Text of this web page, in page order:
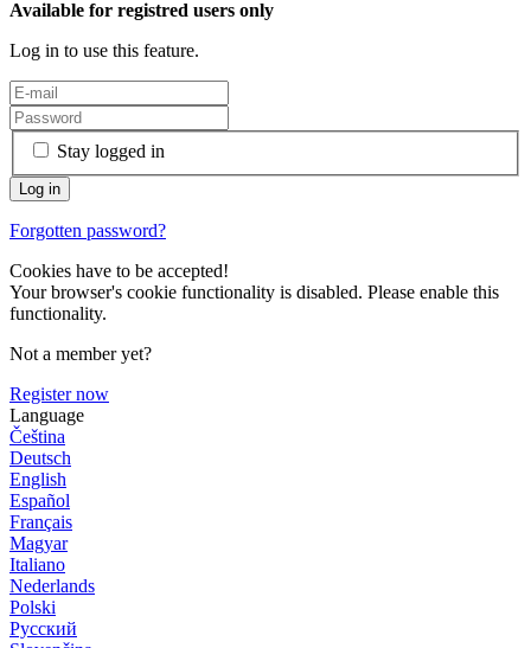
Available for registred users only
Log in to use this feature.
Stay logged in
Forgotten password?
Cookies have to be accepted!
Your browser's cookie functionality is disabled. Please enable this
functionality.
Not a member yet?
Register now
Language
Čeština
Deutsch
English
Español
Français
Magyar
Italiano
Nederlands
Polski
Русский